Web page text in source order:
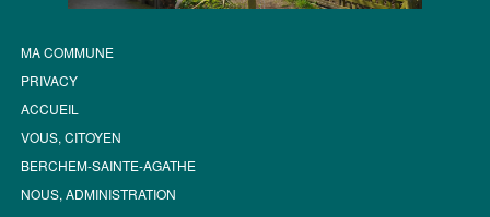
MA COMMUNE
PRIVACY
ACCUEIL
VOUS, CITOYEN
BERCHEM-SAINTE-AGATHE
NOUS, ADMINISTRATION